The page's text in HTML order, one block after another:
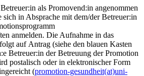
als Promovend:in angenommen
in Absprache mit dem/der Betreuer:in
anmelden. Die Aufnahme in das
auf Antrag (siehe den blauen Kasten
Betreuer:in der Betreuung der Promotion
postalisch oder in elektronischer Form
(promotion-gesundheit(at)uni-